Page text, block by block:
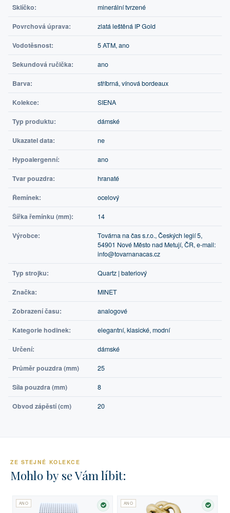
Sklíčko: minerální tvrzené
Povrchová úprava: zlatá leštěná IP Gold
Vodotěsnost: 5 ATM, ano
Sekundová ručička: ano
Barva: stříbrná, vínová bordeaux
Kolekce: SIENA
Typ produktu: dámské
Ukazatel data: ne
Hypoalergenní: ano
Tvar pouzdra: hranaté
Řemínek: ocelový
Šířka řemínku (mm): 14
Výrobce:
Továrna na čas s.r.o., Českých legií 5,
54901 Nové Město nad Metují, ČR, e-mail:
info@tovarnanacas.cz
Typ strojku: Quartz | bateriový
Značka: MINET
Zobrazení času: analogové
Kategorie hodinek: elegantní, klasické, modní
Určení: dámské
Průměr pouzdra (mm) 25
Síla pouzdra (mm) 8
Obvod zápěstí (cm) 20
ZE STEJNÉ KOLEKCE
Mohlo by se Vám líbit:
ANO
SKLADEM
ANO